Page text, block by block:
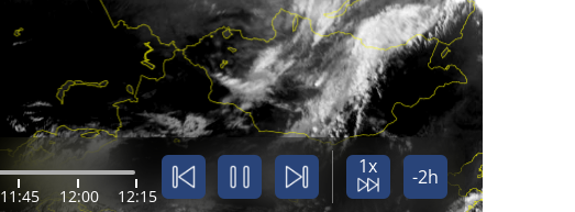
11:45 12:00 12:15
1x -2h